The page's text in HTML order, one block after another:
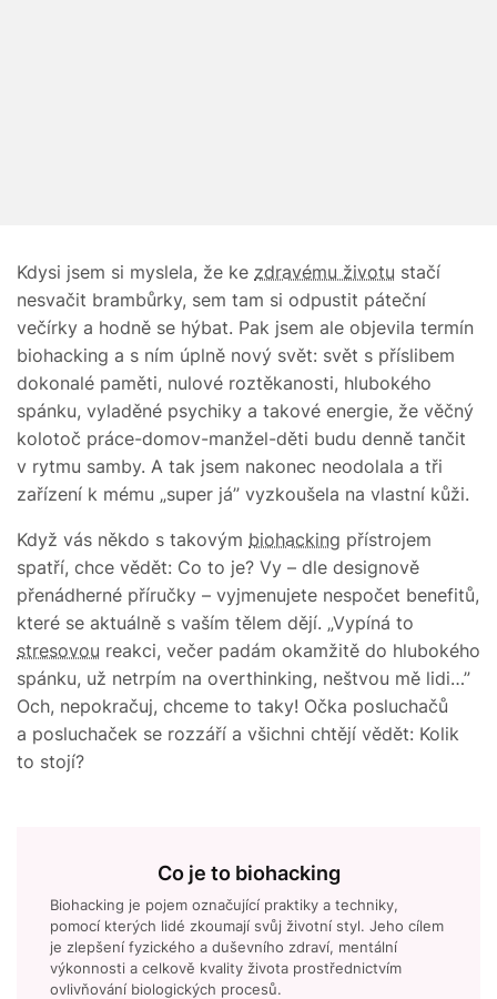
Kdysi jsem si myslela, že ke zdravému životu stačí
nesvačit brambůrky, sem tam si odpustit páteční
večírky a hodně se hýbat. Pak jsem ale objevila termín
biohacking a s ním úplně nový svět: svět s příslibem
dokonalé paměti, nulové roztěkanosti, hlubokého
spánku, vyladěné psychiky a takové energie, že věčný
kolotoč práce-domov-manžel-děti budu denně tančit
v rytmu samby. A tak jsem nakonec neodolala a tři
zařízení k mému „super já” vyzkoušela na vlastní kůži.
Když vás někdo s takovým biohacking přístrojem
spatří, chce vědět: Co to je? Vy – dle designově
přenádherné příručky – vyjmenujete nespočet benefitů,
které se aktuálně s vaším tělem dějí. „Vypíná to
stresovou reakci, večer padám okamžitě do hlubokého
spánku, už netrpím na overthinking, neštvou mě lidi…”
Och, nepokračuj, chceme to taky! Očka posluchačů
a posluchaček se rozzáří a všichni chtějí vědět: Kolik
to stojí?
Co je to biohacking
Biohacking je pojem označující praktiky a techniky,
pomocí kterých lidé zkoumají svůj životní styl. Jeho cílem
je zlepšení fyzického a duševního zdraví, mentální
výkonnosti a celkově kvality života prostřednictvím
ovlivňování biologických procesů.